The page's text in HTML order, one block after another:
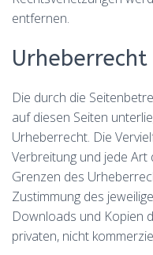
entfernen.
Urheberrecht
Die durch die
auf diesen Seiten
Urheberrecht. Die
Verbreitung und jede
Grenzen des
Zustimmung des
Downloads und Kopien
privaten, nicht